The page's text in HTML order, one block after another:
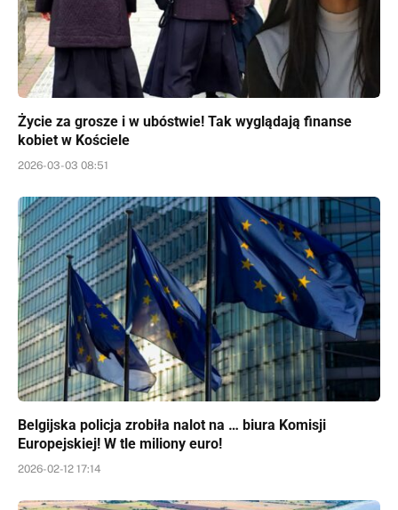
Życie za grosze i w ubóstwie! Tak wyglądają finanse
kobiet w Kościele
2026-03-03 08:51
Belgijska policja zrobiła nalot na … biura Komisji
Europejskiej! W tle miliony euro!
2026-02-12 17:14